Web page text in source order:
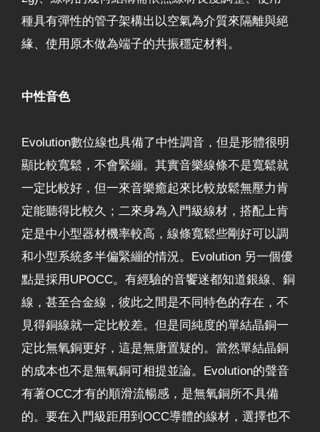
種具有彈性的管子架構出以空氣為介質來隔離與絕
緣、使用原木做為端子的共振穩定材料。
中性音色
Evolution數位線也具備了中性調音，但是形體很明
顯比較寬鬆，不會緊繃。其實音樂線條不是寬鬆就
一定比較好，但一來音樂癒起來比較放鬆無壓力肯
定能聽得比較久；二來身為入門級線材，搭配上肯
定是中小型器材機率較高，線條寬鬆些剛好可以調
和小型系統多半偏緊繃的情況。Evolution 另一個優
點是採用UPOCC。有經驗的音饗迷都知道銀線、銅
線，甚至合金線，彼此之間是不同特色的存在，不
見得銅線就一定比較差。但是同純度的單結晶銅一
定比無氧銅更好，這是無唐置疑的。當然單結晶銅
的成本也不是無氧銅可相提並論。Evolution的聲音
有著OCC才有的順滑流暢感，是無氧銅所不具備
的。要在入門級距用到OCC導體的線材，選擇也不